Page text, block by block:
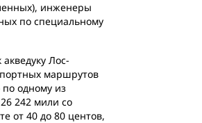
инженеры
по специальному
Лос-
маршрутов
одному из
242 мили со
от 40 до 80 центов,